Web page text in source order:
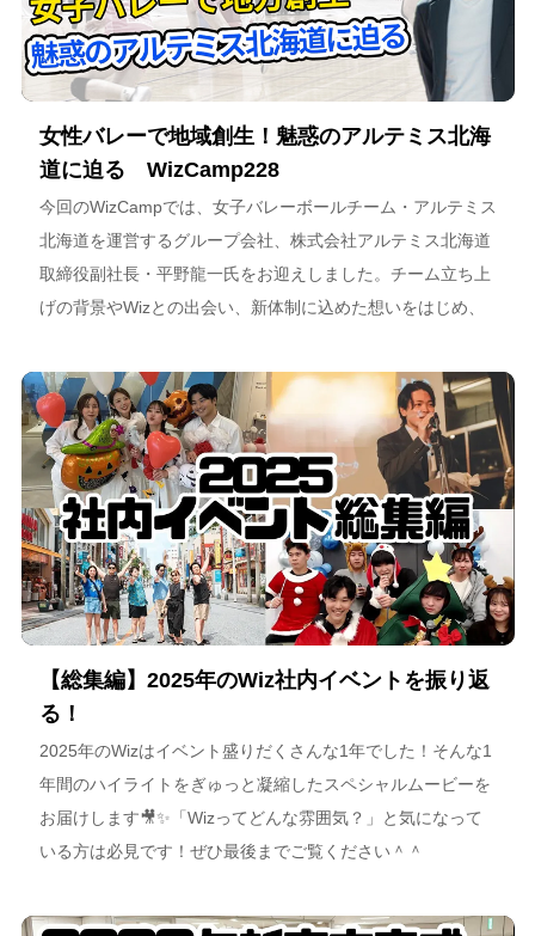
女性バレーで地域創生！魅惑のアルテミス北海
道に迫る WizCamp228
今回のWizCampでは、女子バレーボールチーム・アルテミス
北海道を運営するグループ会社、株式会社アルテミス北海道
取締役副社長・平野龍一氏をお迎えしました。チーム立ち上
げの背景やWizとの出会い、新体制に込めた想いをはじめ、
海道が描く今後のビジョンについて語っています。
【総集編】2025年のWiz社内イベントを振り返
る！
2025年のWizはイベント盛りだくさんな1年でした！そんな1
年間のハイライトをぎゅっと凝縮したスペシャルムービーを
お届けします🎥✨「Wizってどんな雰囲気？」と気になって
いる方は必見です！ぜひ最後までご覧ください＾＾